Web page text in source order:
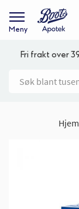
Meny
Fri frakt over
Hjem